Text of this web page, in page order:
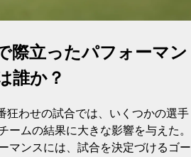
際立ったパフォーマン
誰か？
狂わせの試合では、いくつかの選手
ームの結果に大きな影響を与えた。
マンスには、試合を決定づけるゴー